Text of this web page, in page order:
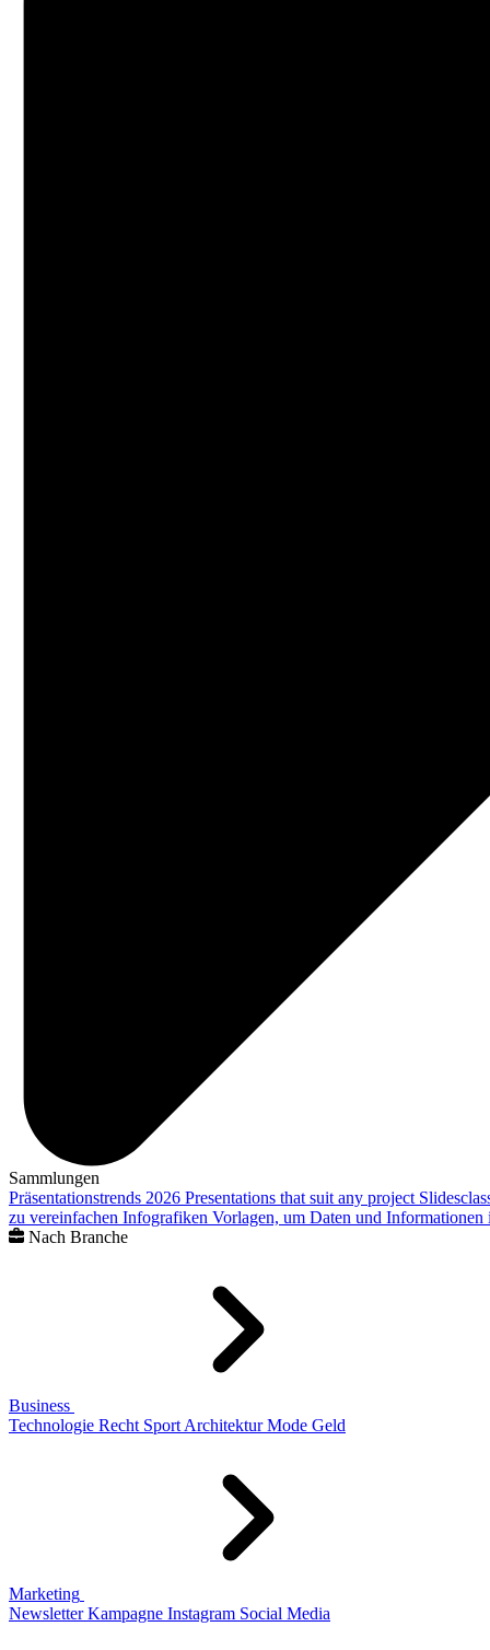
Sammlungen
Präsentationstrends 2026 Presentations that suit any project
zu vereinfachen Infografiken Vorlagen, um Daten und
Nach Branche
Business
Technologie Recht Sport Architektur Mode Geld
Marketing
Newsletter Kampagne Instagram Social Media